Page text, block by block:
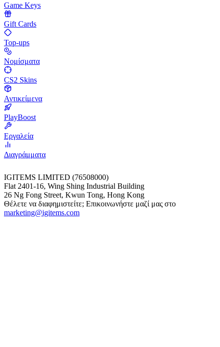
Game Keys
Gift Cards
Top-ups
Νομίσματα
CS2 Skins
Αντικείμενα
PlayBoost
Εργαλεία
Διαγράμματα
IGITEMS LIMITED (76508000)
Flat 2401-16, Wing Shing Industrial Building
26 Ng Fong Street, Kwun Tong, Hong Kong
Θέλετε να διαφημιστείτε; Επικοινωνήστε μαζί μας στο
marketing@igitems.com